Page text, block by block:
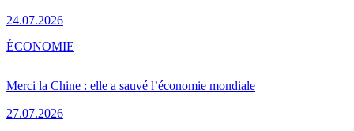
24.07.2026
Merci la Chine : elle a sauvé l’économie mondiale
27.07.2026
ÉCONOMIE